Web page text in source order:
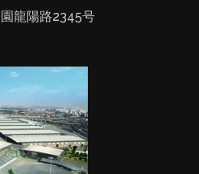
龍陽路2345号